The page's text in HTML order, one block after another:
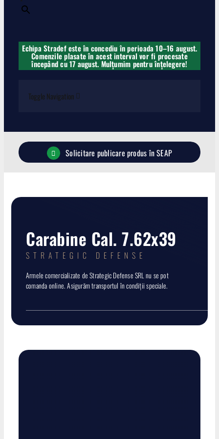
Echipa Stradef este în concediu în perioada 10–16 august.
Comenzile plasate în acest interval vor fi procesate
începând cu 17 august. Mulțumim pentru înțelegere!
Toggle Navigation
Pistoale
Termoviziune
Accesorii
Promoții
Solicitare publicare produs în SEAP
Carabine Cal. 7.62x39
STRATEGIC DEFENSE
Armele comercializate de Strategic Defense SRL nu se pot
comanda online. Asigurăm transportul în condiții speciale.